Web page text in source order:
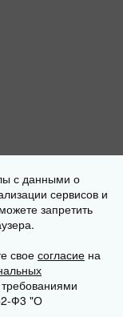
от производителя
д. 4, кв. 158
дер. Ложки,
с данными о
сервисов и
запретить
свое согласие на
требованиями
Ф3 "О